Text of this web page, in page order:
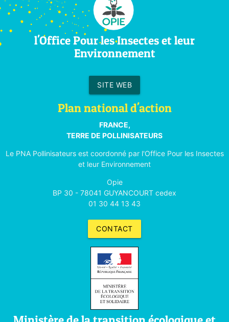
l'Office Pour les Insectes et leur
Environnement
SITE WEB
Plan national d'action
FRANCE,
TERRE DE POLLINISATEURS
Le PNA Pollinisateurs est coordonné par l'Office Pour les Insectes
et leur Environnement
Opie
BP 30 - 78041 GUYANCOURT cedex
01 30 44 13 43
CONTACT